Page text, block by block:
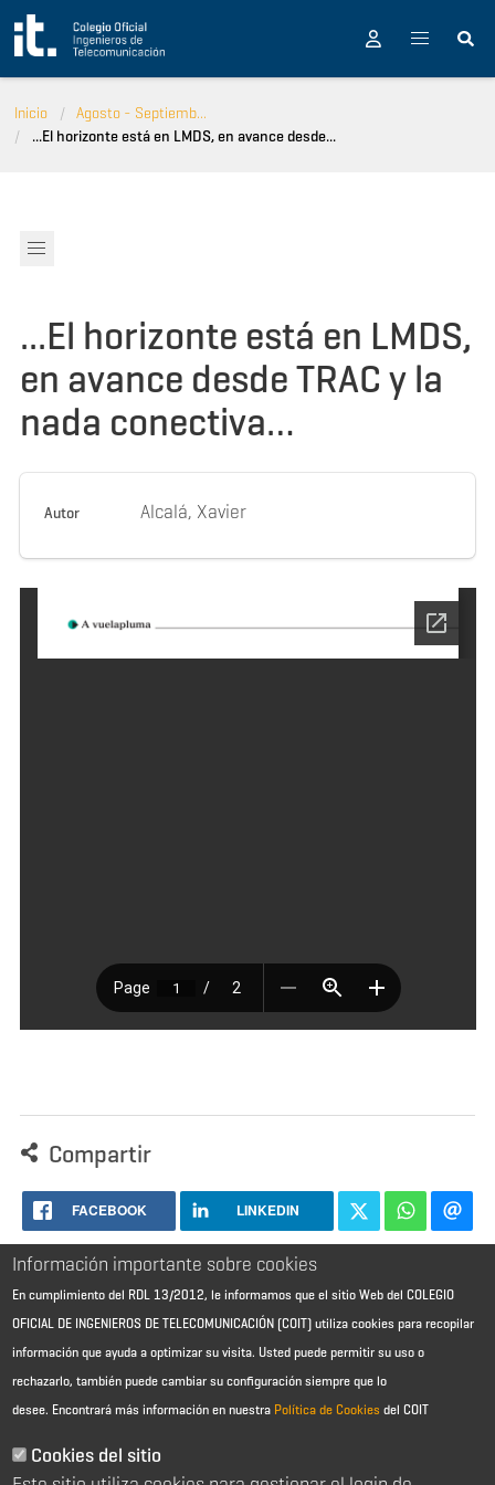
Pasar al contenido principal
Inicio
Agosto - Septiemb...
...El horizonte está en LMDS, en avance desde...
...El horizonte está en LMDS,
en avance desde TRAC y la
nada conectiva…
Autor Alcalá, Xavier
Compartir
FACEBOOK LINKEDIN
Aviso Legal - Información general
Política de cookies
Información importante sobre cookies
En cumplimiento del RDL 13/2012, le informamos que el sitio Web del COLEGIO
OFICIAL DE INGENIEROS DE TELECOMUNICACIÓN (COIT) utiliza cookies para recopilar
información que ayuda a optimizar su visita. Usted puede permitir su uso o
rechazarlo, también puede cambiar su configuración siempre que lo
desee. Encontrará más información en nuestra Política de Cookies del COIT
Cookies del sitio